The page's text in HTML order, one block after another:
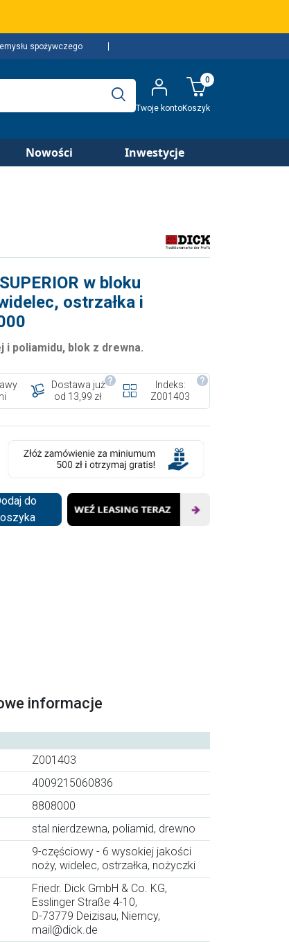
spożywczego
Twoje kontoKoszyk
0
Nowości Inwestycje
w bloku
ostrzałka i
i poliamidu, blok z drewna.
Dostawa już
od 13,99 zł
Indeks:
Z001403
do
informacje
Z001403
4009215060836
8808000
stal nierdzewna, poliamid, drewno
9-częściowy - 6 wysokiej jakości
noży, widelec, ostrzałka, nożyczki
Friedr. Dick GmbH & Co. KG,
Esslinger Straße 4-10,
D-73779 Deizisau, Niemcy,
mail@dick.de